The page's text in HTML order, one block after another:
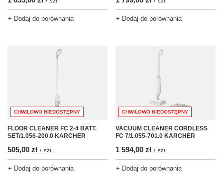
+ Dodaj do porównania + Dodaj do porównania
CHWILOWO NIEDOSTĘPNY
FLOOR CLEANER FC 2-4 BATT.
SET/1.056-200.0 KARCHER
505,00 zł / szt.
+ Dodaj do porównania
CHWILOWO NIEDOSTĘPNY
VACUUM CLEANER CORDLESS
FC 7/1.055-701.0 KARCHER
1 594,00 zł / szt.
+ Dodaj do porównania